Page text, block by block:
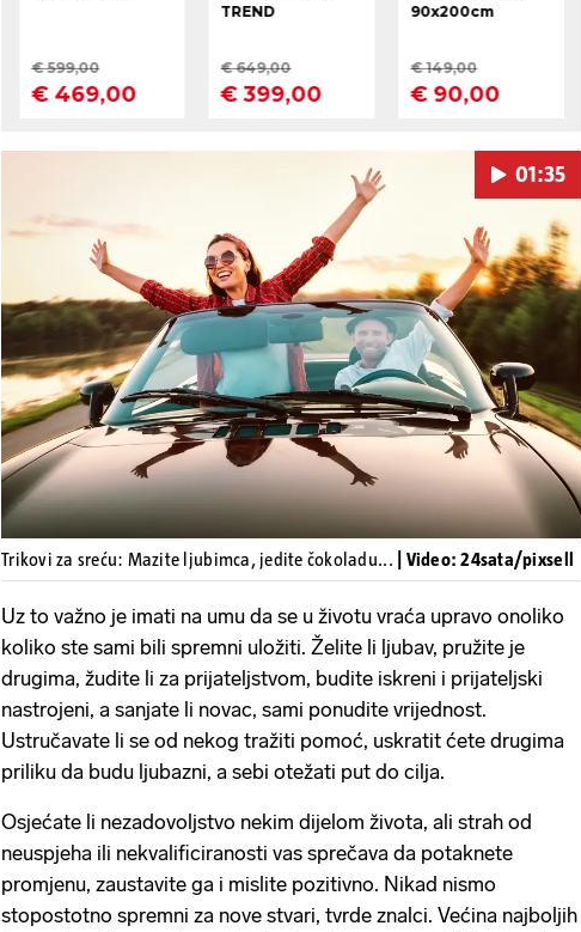
Pokretanje videa...
01:35
Trikovi za sreću: Mazite ljubimca, jedite čokoladu... | Video: 24sata/pixsell
Uz to važno je imati na umu da se u životu vraća upravo onoliko
koliko ste sami bili spremni uložiti. Želite li ljubav, pružite je
drugima, žudite li za prijateljstvom, budite iskreni i prijateljski
nastrojeni, a sanjate li novac, sami ponudite vrijednost.
Ustručavate li se od nekog tražiti pomoć, uskratit ćete drugima
priliku da budu ljubazni, a sebi otežati put do cilja.
Osjećate li nezadovoljstvo nekim dijelom života, ali strah od
neuspjeha ili nekvalificiranosti vas sprečava da potaknete
promjenu, zaustavite ga i mislite pozitivno. Nikad nismo
stopostotno spremni za nove stvari, tvrde znalci. Većina najboljih